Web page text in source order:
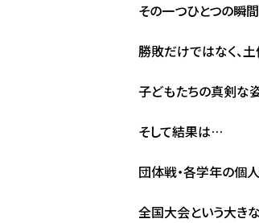
その一つひとつの瞬
勝敗だけではなく、
子どもたちの真剣な
そして結果は…
団体戦・各学年の個
全国大会という大き